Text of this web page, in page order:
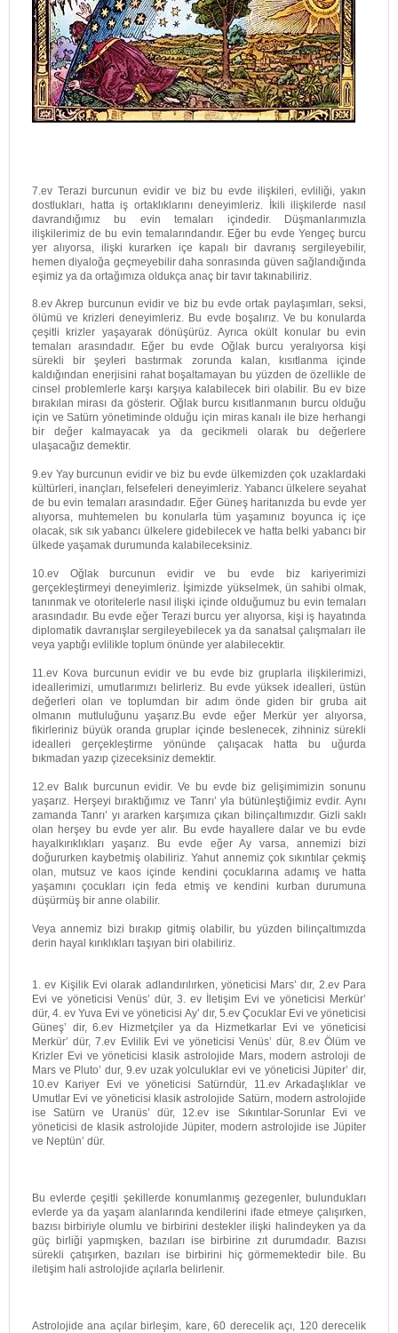
7.ev Terazi burcunun evidir ve biz bu evde ilişkileri, evliliği, yakın
dostlukları, hatta iş ortaklıklarını deneyimleriz. İkili ilişkilerde nasıl
davrandığımız bu evin temaları içindedir. Düşmanlarımızla
ilişkilerimiz de bu evin temalarındandır. Eğer bu evde Yengeç burcu
yer alıyorsa, ilişki kurarken içe kapalı bir davranış sergileyebilir,
hemen diyaloğa geçmeyebilir daha sonrasında güven sağlandığında
eşimiz ya da ortağımıza oldukça anaç bir tavır takınabiliriz.
8.ev Akrep burcunun evidir ve biz bu evde ortak paylaşımları, seksi,
ölümü ve krizleri deneyimleriz. Bu evde boşalırız. Ve bu konularda
çeşitli krizler yaşayarak dönüşürüz. Ayrıca okült konular bu evin
temaları arasındadır. Eğer bu evde Oğlak burcu yeralıyorsa kişi
sürekli bir şeyleri bastırmak zorunda kalan, kısıtlanma içinde
kaldığından enerjisini rahat boşaltamayan bu yüzden de özellikle de
cinsel problemlerle karşı karşıya kalabilecek biri olabilir. Bu ev bize
bırakılan mirası da gösterir. Oğlak burcu kısıtlanmanın burcu olduğu
için ve Satürn yönetiminde olduğu için miras kanalı ile bize herhangi
bir değer kalmayacak ya da gecikmeli olarak bu değerlere
ulaşacağız demektir.
9.ev Yay burcunun evidir ve biz bu evde ülkemizden çok uzaklardaki
kültürleri, inançları, felsefeleri deneyimleriz. Yabancı ülkelere seyahat
de bu evin temaları arasındadır. Eğer Güneş haritanızda bu evde yer
alıyorsa, muhtemelen bu konularla tüm yaşamınız boyunca iç içe
olacak, sık sık yabancı ülkelere gidebilecek ve hatta belki yabancı bir
ülkede yaşamak durumunda kalabileceksiniz.
10.ev Oğlak burcunun evidir ve bu evde biz kariyerimizi
gerçekleştirmeyi deneyimleriz. İşimizde yükselmek, ün sahibi olmak,
tanınmak ve otoritelerle nasıl ilişki içinde olduğumuz bu evin temaları
arasındadır. Bu evde eğer Terazi burcu yer alıyorsa, kişi iş hayatında
diplomatik davranışlar sergileyebilecek ya da sanatsal çalışmaları ile
veya yaptığı evlilikle toplum önünde yer alabilecektir.
11.ev Kova burcunun evidir ve bu evde biz gruplarla ilişkilerimizi,
ideallerimizi, umutlarımızı belirleriz. Bu evde yüksek idealleri, üstün
değerleri olan ve toplumdan bir adım önde giden bir gruba ait
olmanın mutluluğunu yaşarız.Bu evde eğer Merkür yer alıyorsa,
fikirleriniz büyük oranda gruplar içinde beslenecek, zihniniz sürekli
idealleri gerçekleştirme yönünde çalışacak hatta bu uğurda
bıkmadan yazıp çizeceksiniz demektir.
12.ev Balık burcunun evidir. Ve bu evde biz gelişimimizin sonunu
yaşarız. Herşeyi bıraktığımız ve Tanrı’ yla bütünleştiğimiz evdir. Aynı
zamanda Tanrı’ yı ararken karşımıza çıkan bilinçaltımızdır. Gizli saklı
olan herşey bu evde yer alır. Bu evde hayallere dalar ve bu evde
hayalkırıklıkları yaşarız. Bu evde eğer Ay varsa, annemizi bizi
doğururken kaybetmiş olabiliriz. Yahut annemiz çok sıkıntılar çekmiş
olan, mutsuz ve kaos içinde kendini çocuklarına adamış ve hatta
yaşamını çocukları için feda etmiş ve kendini kurban durumuna
düşürmüş bir anne olabilir.
Veya annemiz bizi bırakıp gitmiş olabilir, bu yüzden bilinçaltımızda
derin hayal kırıklıkları taşıyan biri olabiliriz.
1. ev Kişilik Evi olarak adlandırılırken, yöneticisi Mars’ dır, 2.ev Para
Evi ve yöneticisi Venüs’ dür, 3. ev İletişim Evi ve yöneticisi Merkür’
dür, 4. ev Yuva Evi ve yöneticisi Ay’ dır, 5.ev Çocuklar Evi ve yöneticisi
Güneş’ dir, 6.ev Hizmetçiler ya da Hizmetkarlar Evi ve yöneticisi
Merkür’ dür, 7.ev Evlilik Evi ve yöneticisi Venüs’ dür, 8.ev Ölüm ve
Krizler Evi ve yöneticisi klasik astrolojide Mars, modern astroloji de
Mars ve Pluto’ dur, 9.ev uzak yolculuklar evi ve yöneticisi Jüpiter’ dir,
10.ev Kariyer Evi ve yöneticisi Satürndür, 11.ev Arkadaşlıklar ve
Umutlar Evi ve yöneticisi klasik astrolojide Satürn, modern astrolojide
ise Satürn ve Uranüs’ dür, 12.ev ise Sıkıntılar-Sorunlar Evi ve
yöneticisi de klasik astrolojide Jüpiter, modern astrolojide ise Jüpiter
ve Neptün’ dür.
Bu evlerde çeşitli şekillerde konumlanmış gezegenler, bulundukları
evlerde ya da yaşam alanlarında kendilerini ifade etmeye çalışırken,
bazısı birbiriyle olumlu ve birbirini destekler ilişki halindeyken ya da
güç birliği yapmışken, bazıları ise birbirine zıt durumdadır. Bazısı
sürekli çatışırken, bazıları ise birbirini hiç görmemektedir bile. Bu
iletişim hali astrolojide açılarla belirlenir.
Astrolojide ana açılar birleşim, kare, 60 derecelik açı, 120 derecelik